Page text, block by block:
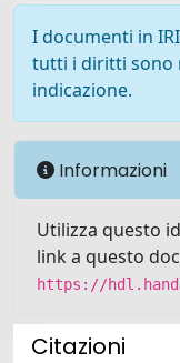
I documenti in
tutti i diritti sono
indicazione.
Informazioni
Utilizza questo
link a questo
https://
Citazioni